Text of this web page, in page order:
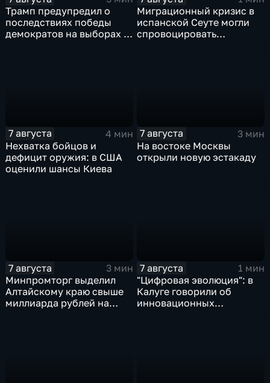
Трамп предупредил о
последствиях победы
демократов на выборах в
Миграционный кризис в
испанской Сеуте могли
спровоцировать
7 августа
4 мин
Нехватка бойцов и
дефицит оружия: в США
оценили шансы Киева
7 августа
3 мин
На востоке Москвы
открыли новую эстакаду
7 августа
3 мин
Минпромторг выделил
Алтайскому краю свыше
миллиарда рублей на
7 августа
1 мин
"Цифровая эволюция": в
Калуге говорили об
инновационных